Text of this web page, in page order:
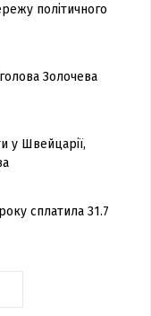
політичного
Золочева
у Швейцарії,
сплатила 31.7